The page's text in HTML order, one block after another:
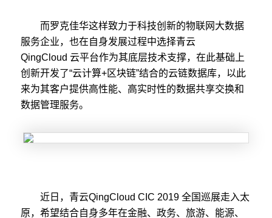
而罗克佳华这样致力于科技创新的物联网大数据
服务企业，也在自身发展过程中选择青云
QingCloud云平台作为其底层技术支撑，在此基础上
创新开发了“云计算+区块链”结合的云链数据库，以此
来为其客户提供高性能、高实时性的数据共享交换和
数据管理服务。
近日，青云QingCloud CIC 2019全国巡展走入太
原，希望结合自身多年在金融、政务、旅游、能源、